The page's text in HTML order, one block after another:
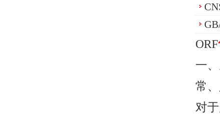
ORF
一、
常
对